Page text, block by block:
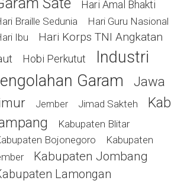
Hari Amal Bhakti
Braille Sedunia
Hari Guru Nasional
Ibu
Hari Korps TNI Angkatan
Hobi Perkutut
Industri
Garam
Jawa
Jember Jimad Sakteh
Kab
Kabupaten Blitar
Bojonegoro
Kabupaten
Kabupaten Jombang
Lamongan